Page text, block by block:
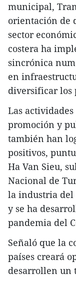
municipal,
orientación de
sector
costera ha
sincrónica
en
diversificar los
Las
promoción y
también han
positivos,
Ha Van Sieu,
Nacional de
la industria del
y se ha
pandemia del
Señaló que la
países creará
desarrollen un